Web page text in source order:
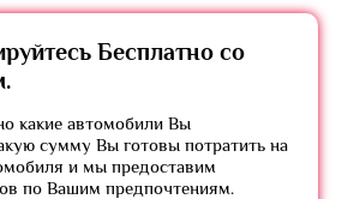
Бесплатно со
какие автомобили Вы
сумму Вы готовы потратить на
и мы предоставим
по Вашим предпочтениям.